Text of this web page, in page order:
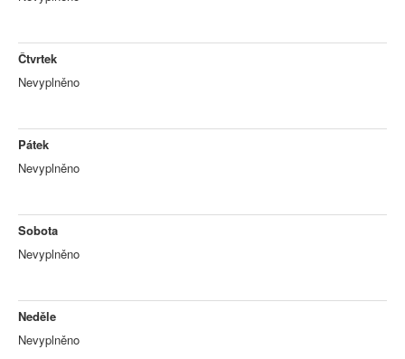
Čtvrtek
Nevyplněno
Pátek
Nevyplněno
Sobota
Nevyplněno
Neděle
Nevyplněno